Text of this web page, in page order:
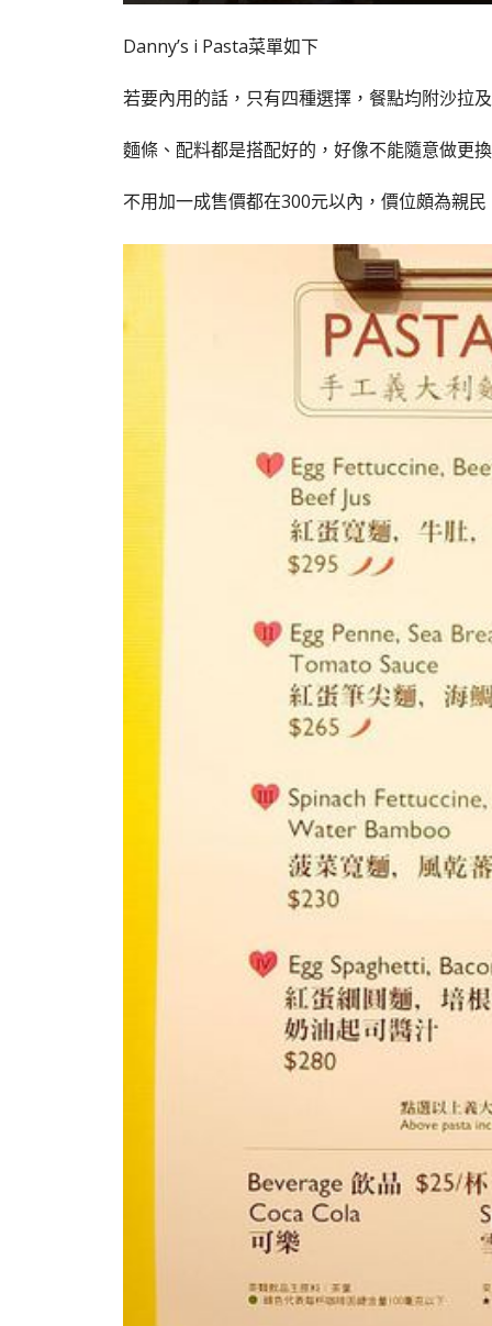
Danny’s i Pasta菜單如下
若要內用的話，只有四種選擇，餐點均附沙拉
麵條、配料都是搭配好的，好像不能隨意做更換
不用加一成售價都在300元以內，價位頗為親民